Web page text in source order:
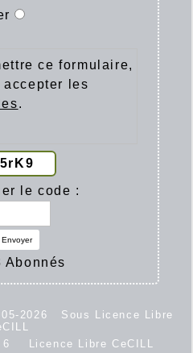
ce formulaire,
les
.
5rK9
le code :
Envoyer
Abonnés
2026
Sous Licence Libre
6
Licence Libre CeCILL